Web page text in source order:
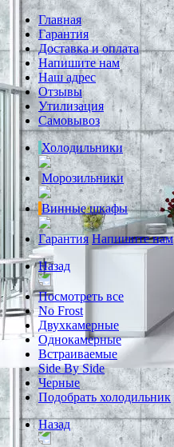
Главная
Гарантия
Доставка и оплата
Напишите нам
Наш адрес
Отзывы
Утилизация
Самовывоз
Холодильники
Морозильники
Винные шкафы
Гарантия Напишите нам
Назад
Посмотреть все
No Frost
Двухкамерные
Однокамерные
Встраиваемые
Side By Side
Черные
Подобрать холодильник
Назад